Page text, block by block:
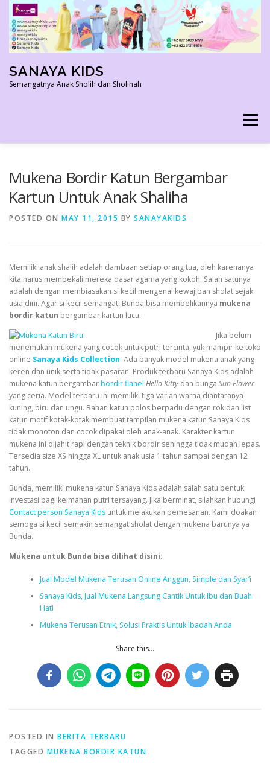
Skip
content
SANAYA KIDS
Semangatnya Anak Sholih dan Sholihah
Menu
Mukena Bordir Katun Bergambar
Kartun Untuk Anak Shaliha
POSTED ON MAY 11, 2015 BY SANAYAKIDS
Memiliki anak shalih adalah dambaan setiap orang tua, oleh karenanya
kita harus membekali mereka dasar agama yang kokoh. Salah satunya
adalah dengan membiasakan si kecil mengenal kewajiban sholat sejak
usia dini. Agar si kecil semangat, Bunda bisa membelikannya mukena
bordir katun bergambar kartun lucu.
Jika belum
menemukan mukena yang cocok untuk putri tercinta, yuk mampir ke toko
online Sanaya Kids Collection. Ada banyak model mukena anak yang
keren dan unik serta tidak pasaran. Produk terbaru Sanaya Kids adalah
mukena katun bergambarbordir flanel Hello Kitty dan bunga Sun Flower
yang ceria. Model terbaru ini memiliki tiga varian warna diantaranya
kuning, biru dan ungu. Bahan katun polos berpadu dengan rok dan list
katun motif kotak-kotak membuat tampilan mukena katun Sanaya Kids
tidak monoton dan cocok dipakai oleh anak-anak. Karakter kartun
mukena ini dijahit rapi dengan teknik bordir sehingga tidak mudah lepas.
Tersedia size XS hingga XL untuk anak usia 1 tahun sampai dengan 12
tahun.
Bunda, memiliki mukena katun Sanaya Kids adalah salah satu bentuk
investasi bagi keimanan putri tersayang. Jika berminat, silahkan hubungi
Contact person Sanaya Kids untuk melakukan pemesanan. Kami doakan
semoga si kecil semakin semangat sholat dengan mukena barunya ya
Bunda.
Mukena untuk Bunda bisa dilihat disini:
Jual Model Mukena Terusan Online Anggun, Simple dan Syar’i
Sanaya Kids, Jual Mukena Langsung Cantik Untuk Ibu dan Buah
Hati
Mukena Terusan Etnik, Solusi Praktis Untuk Ibadah Anda
Share this...
POSTED IN BERITA TERBARU
TAGGED MUKENA BORDIR KATUN